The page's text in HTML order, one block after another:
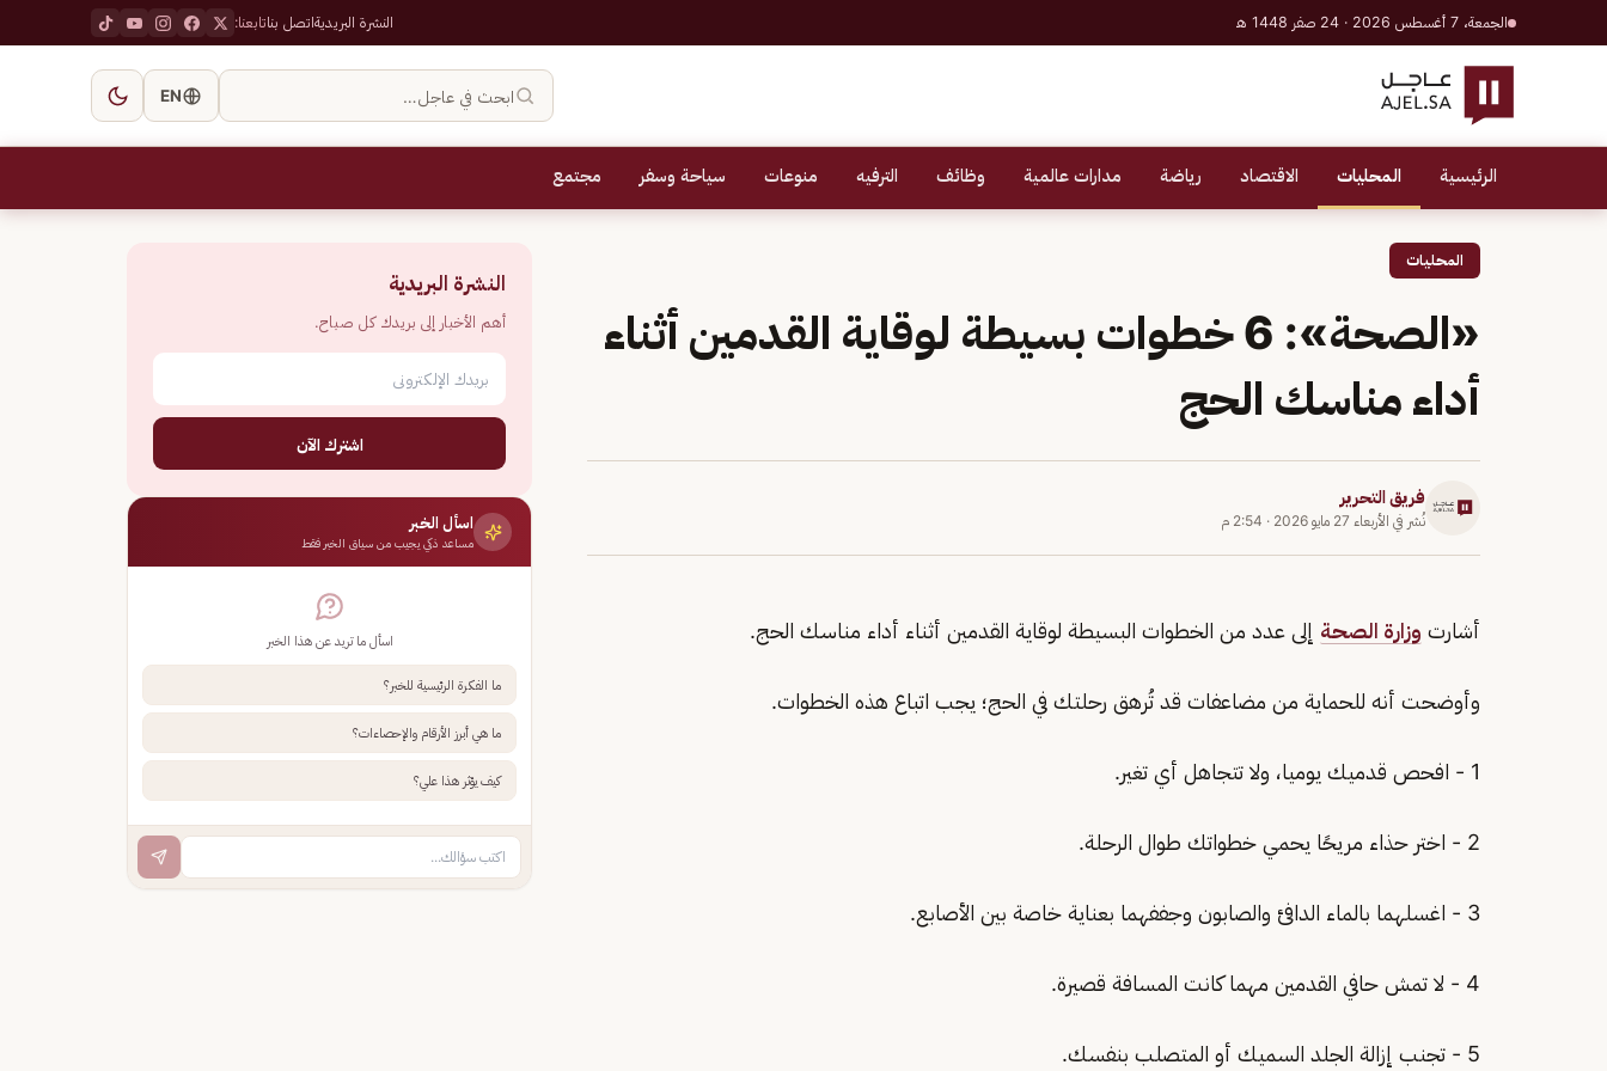
الجمعة، 7 أغسطس 2026 · 24 صفر 1448 هـ النشرة البريديةاتصل بناتابعنا:
ابحث في عاجل… EN
الرئيسية المحليات الاقتصاد رياضة مدارات عالمية وظائف الترفيه منوعات سياحة وسفر مجتمع
المحليات
«الصحة»: 6 خطوات بسيطة لوقاية القدمين أثناء
أداء مناسك الحج
فريق التحرير
نُشر في الأربعاء 27 مايو 2026 · 2:54 م
أشارت وزارة الصحة إلى عدد من الخطوات البسيطة لوقاية القدمين أثناء أداء مناسك الحج.
وأوضحت أنه للحماية من مضاعفات قد تُرهق رحلتك في الحج؛ يجب اتباع هذه الخطوات.
1 - افحص قدميك يوميا، ولا تتجاهل أي تغير.
2 - اختر حذاء مريحًا يحمي خطواتك طوال الرحلة.
3 - اغسلهما بالماء الدافئ والصابون وجففهما بعناية خاصة بين الأصابع.
4 - لا تمش حافي القدمين مهما كانت المسافة قصيرة.
5 - تجنب إزالة الجلد السميك أو المتصلب بنفسك.
النشرة البريدية
أهم الأخبار إلى بريدك كل صباح.
اشترك الآن
اسأل الخبر
مساعد ذكي يجيب من سياق الخبر فقط
اسأل ما تريد عن هذا الخبر
ما الفكرة الرئيسية للخبر؟
ما هي أبرز الأرقام والإحصاءات؟
كيف يؤثر هذا علي؟